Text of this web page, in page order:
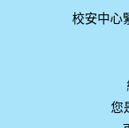
校安中心
您